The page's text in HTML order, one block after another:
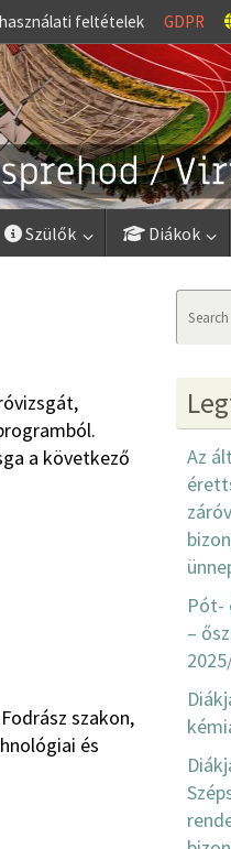
feltételek GDPR
Szülők Diákok
a következő
szakon,
és
Az
Pót-
–